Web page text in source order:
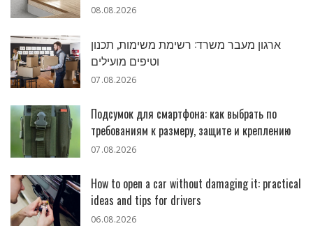
08.08.2026
ארגון מעבר משרד: רשימת משימות, תכנון
וטיפים מועילים
07.08.2026
Подсумок для смартфона: как выбрать по
требованиям к размеру, защите и креплению
07.08.2026
How to open a car without damaging it: practical
ideas and tips for drivers
06.08.2026